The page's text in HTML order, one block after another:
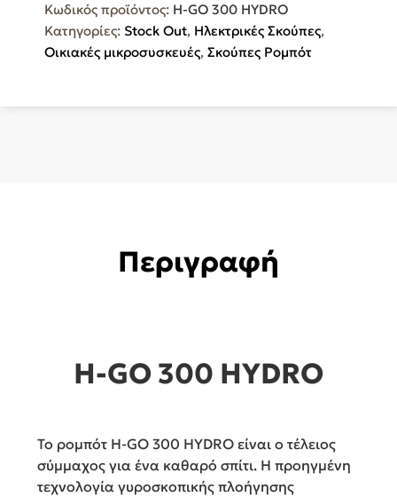
Κωδικός προϊόντος: H-GO 300 HYDRO
Κατηγορίες: Stock Out, Ηλεκτρικές Σκούπες,
Οικιακές μικροσυσκευές, Σκούπες Ρομπότ
Περιγραφή
H-GO 300 HYDRO
Το ρομπότ H-GO 300 HYDRO είναι ο τέλειος
σύμμαχος για ένα καθαρό σπίτι. Η προηγμένη
τεχνολογία γυροσκοπικής πλοήγησης